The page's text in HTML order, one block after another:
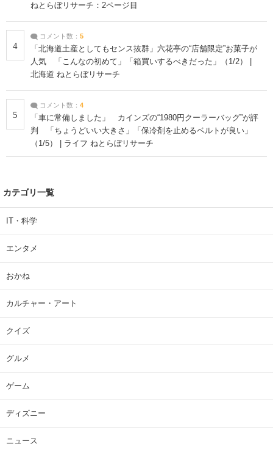
ねとらぼリサーチ：2ページ目
4
コメント数： 5
「北海道土産としてもセンス抜群」六花亭の“店舗限定”お菓子が
人気 「こんなの初めて」「箱買いするべきだった」（1/2） |
北海道 ねとらぼリサーチ
5
コメント数： 4
「車に常備しました」 カインズの“1980円クーラーバッグ”が評
判 「ちょうどいい大きさ」「保冷剤を止めるベルトが良い」
（1/5） | ライフ ねとらぼリサーチ
カテゴリ一覧
IT・科学
エンタメ
おかね
カルチャー・アート
クイズ
グルメ
ゲーム
ディズニー
ニュース